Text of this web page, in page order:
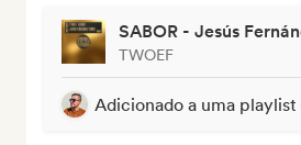
SABOR - Jesús
TWOEF
Adicionado a uma playlist